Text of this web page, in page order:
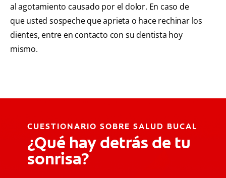
al agotamiento causado por el dolor. En caso de
que usted sospeche que aprieta o hace rechinar los
dientes, entre en contacto con su dentista hoy
mismo.
CUESTIONARIO SOBRE SALUD BUCAL
¿Qué hay detrás de tu
sonrisa?